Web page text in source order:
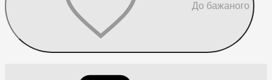
До бажаного